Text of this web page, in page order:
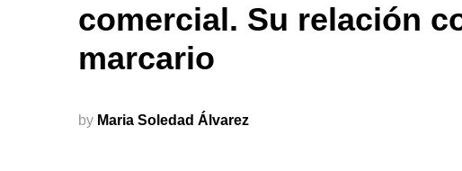
comercial. Su relación
marcario
by Maria Soledad Álvarez